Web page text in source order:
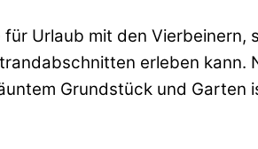
Urlaub mit den
erleben
Grundstück und